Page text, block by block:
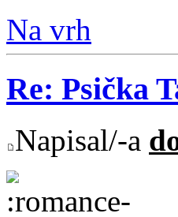
Na vrh
Re: Psička
Napisal/-a